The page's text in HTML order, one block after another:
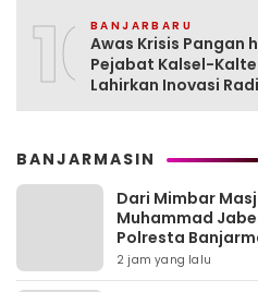
10BANJARBARU
Awas Krisis Pangan
Pejabat Kalsel-
Lahirkan Inovasi
BANJARMASIN
Dari Mimbar
Muhammad
Polresta
2 jam yang lalu